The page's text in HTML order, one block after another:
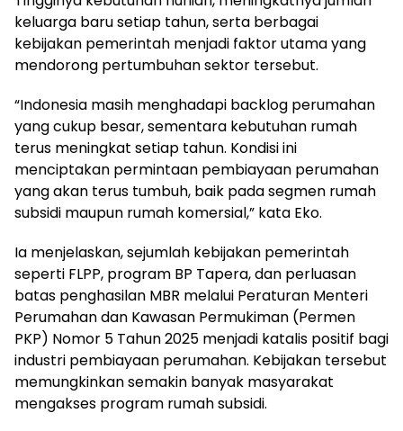
keluarga baru setiap tahun, serta berbagai
kebijakan pemerintah menjadi faktor utama yang
mendorong pertumbuhan sektor tersebut.
“Indonesia masih menghadapi backlog perumahan
yang cukup besar, sementara kebutuhan rumah
terus meningkat setiap tahun. Kondisi ini
menciptakan permintaan pembiayaan perumahan
yang akan terus tumbuh, baik pada segmen rumah
subsidi maupun rumah komersial,” kata Eko.
Ia menjelaskan, sejumlah kebijakan pemerintah
seperti FLPP, program BP Tapera, dan perluasan
batas penghasilan MBR melalui Peraturan Menteri
Perumahan dan Kawasan Permukiman (Permen
PKP) Nomor 5 Tahun 2025 menjadi katalis positif bagi
industri pembiayaan perumahan. Kebijakan tersebut
memungkinkan semakin banyak masyarakat
mengakses program rumah subsidi.